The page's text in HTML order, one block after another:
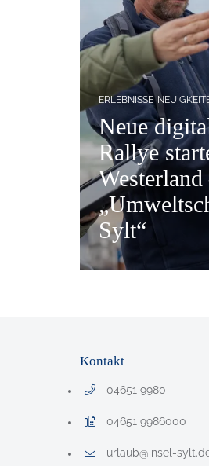
Neue
Rallye
Westerland
Sylt“
ERLEBNISSE
Kontakt
04651 9980
Telefonnummer: 0 4 6 5 1
04651 9986000
Faxnummer: 0 4 6 5 1 9 9
urlaub@insel-
E-Mail Adresse: